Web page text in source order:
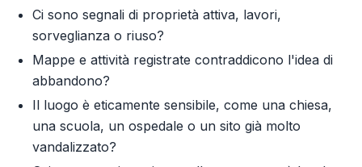
Ci sono segnali di proprietà attiva, lavori,
sorveglianza o riuso?
Mappe e attività registrate contraddicono l'idea di
abbandono?
Il luogo è eticamente sensibile, come una chiesa,
una scuola, un ospedale o un sito già molto
vandalizzato?